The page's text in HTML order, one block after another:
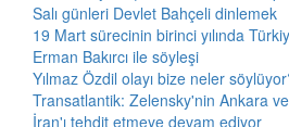
Salı günleri Devlet Bahçeli dinlemek
19 Mart sürecinin birinci yılında
Erman Bakırcı ile söyleşi
Yılmaz Özdil olayı bize neler
Transatlantik: Zelensky'nin Ankara
İran'ı tehdit etmeye devam ediyor